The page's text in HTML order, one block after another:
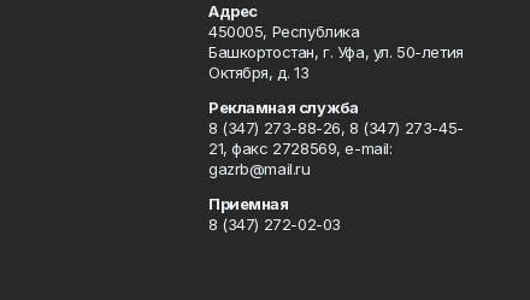
Адрес
450005, Республика
Башкортостан, г. Уфа, ул. 50-летия
Октября, д. 13
Рекламная служба
8 (347) 273-88-26, 8 (347) 273-45-
21, факс 2728569, e-mail:
gazrb@mail.ru
Приемная
8 (347) 272-02-03